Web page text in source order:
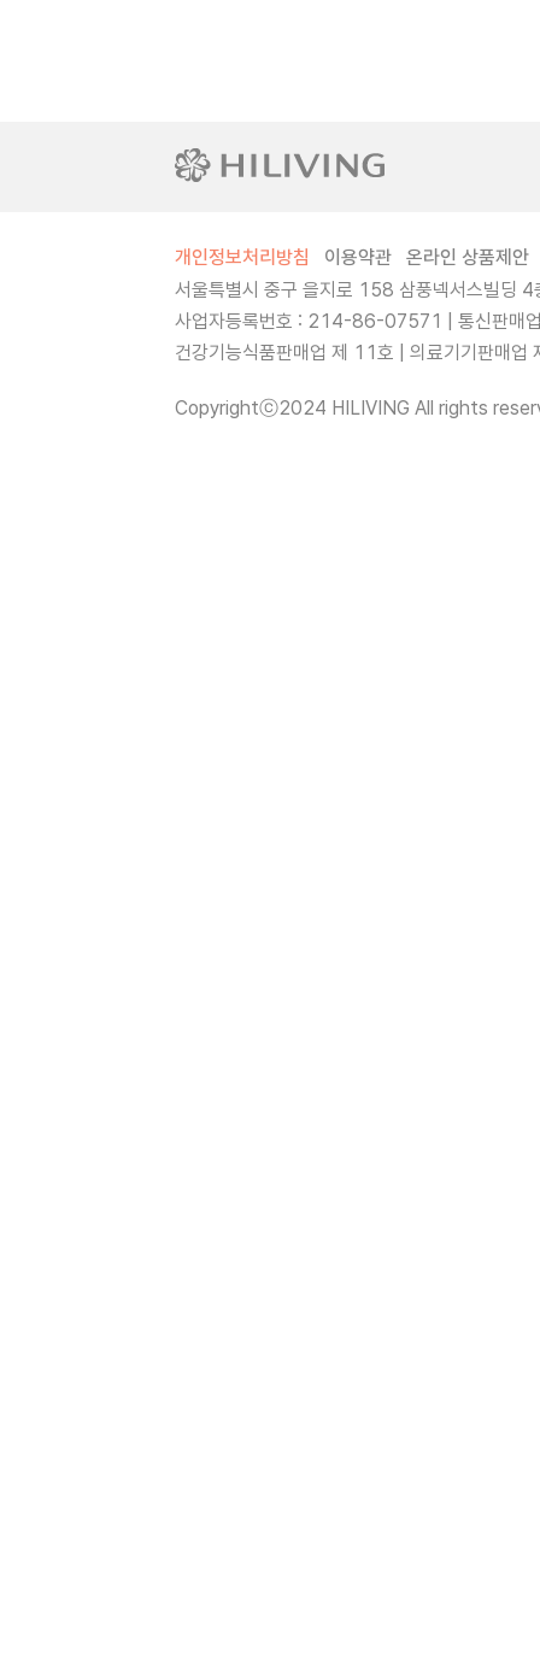
개인정보처리방침 이용약관
온라인 상품제안
서울특별시 중구 을지로 158 삼풍넥서스빌딩
사업자등록번호 : 214-86-07571 | 통신판매
건강기능식품판매업 제 11호 | 의료기기판매
Copyrightⓒ2024 HILIVING All rights